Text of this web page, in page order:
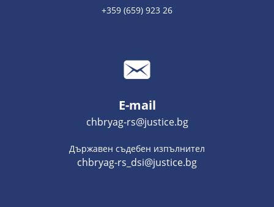
+359 (659) 923 26
E-mail
chbryag-rs@justice.bg
Държавен съдебен изпълнител
chbryag-rs_dsi@justice.bg